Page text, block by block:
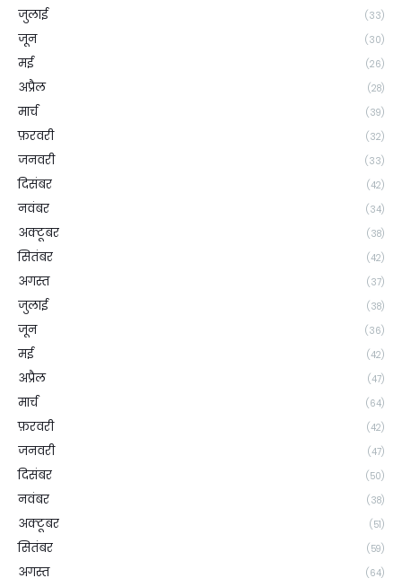
जुलाई (33)
जून (30)
मई (26)
अप्रैल (28)
मार्च (39)
फ़रवरी (32)
जनवरी (33)
दिसंबर (42)
नवंबर (34)
अक्टूबर (38)
सितंबर (42)
अगस्त (37)
जुलाई (38)
जून (36)
मई (42)
अप्रैल (47)
मार्च (64)
फ़रवरी (42)
जनवरी (47)
दिसंबर (50)
नवंबर (38)
अक्टूबर (51)
सितंबर (59)
अगस्त (64)